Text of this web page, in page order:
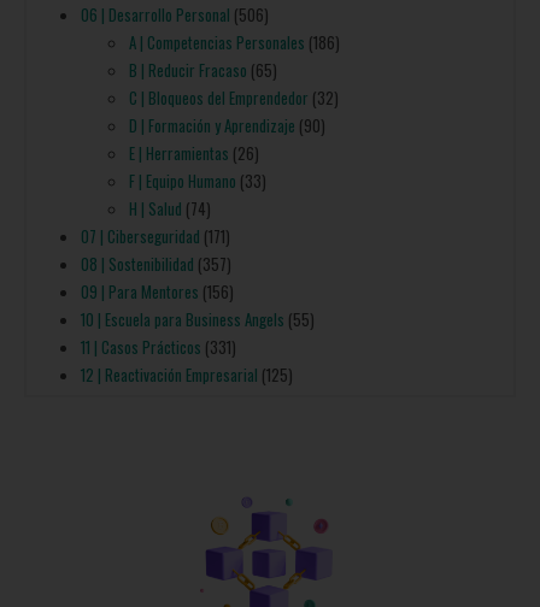
06 | Desarrollo Personal (506)
A | Competencias Personales (186)
B | Reducir Fracaso (65)
C | Bloqueos del Emprendedor (32)
D | Formación y Aprendizaje (90)
E | Herramientas (26)
F | Equipo Humano (33)
H | Salud (74)
07 | Ciberseguridad (171)
08 | Sostenibilidad (357)
09 | Para Mentores (156)
10 | Escuela para Business Angels (55)
11 | Casos Prácticos (331)
12 | Reactivación Empresarial (125)